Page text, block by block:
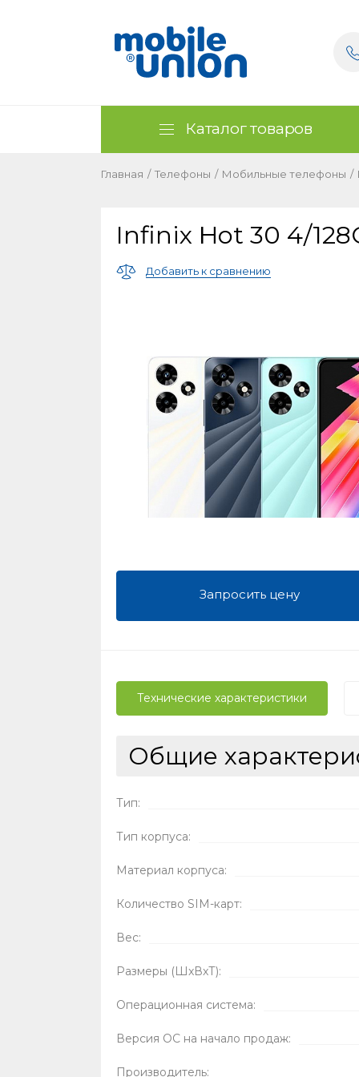
Каталог товаров
Главная / Телефоны / Мобильные телефоны /
Infinix Hot 30 4/
Добавить к сравнению
Запросить цену
Технические характеристики
Общие
Тип:
Тип корпуса:
Материал корпуса:
Количество SIM-карт:
Вес:
Размеры (ШxВxТ):
Операционная система:
Версия ОС на начало продаж:
Производитель: